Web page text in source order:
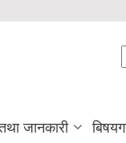
जानकारी